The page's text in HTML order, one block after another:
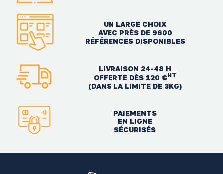
UN LARGE CHOIX
AVEC PRÈS DE 9600
RÉFÉRENCES DISPONIBLES
LIVRAISON 24-48 H
OFFERTE DÈS 120 €HT
(DANS LA LIMITE DE 3KG)
PAIEMENTS
EN LIGNE
SÉCURISÉS